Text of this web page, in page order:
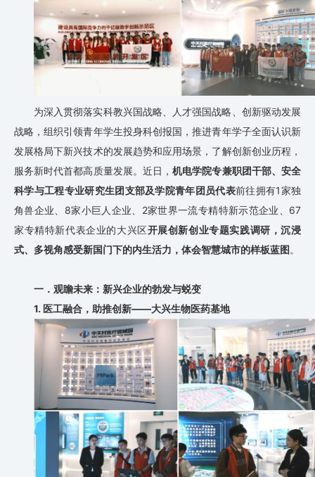
为深入贯彻落实科教兴国战略、人才强国战略、创新驱动发展
战略，组织引领青年学生投身科创报国，推进青年学子全面认识新
发展格局下新兴技术的发展趋势和应用场景，了解创新创业历程，
服务新时代首都高质量发展。近日，机电学院专兼职团干部、安全
科学与工程专业研究生团支部及学院青年团员代表前往拥有1家独
角兽企业、8家小巨人企业、2家世界一流专精特新示范企业、67
家专精特新代表企业的大兴区开展创新创业专题实践调研，沉浸
式、多视角感受新国门下的内生活力，体会智慧城市的样板蓝图。
一．观瞻未来：新兴企业的勃发与蜕变
1. 医工融合，助推创新——大兴生物医药基地